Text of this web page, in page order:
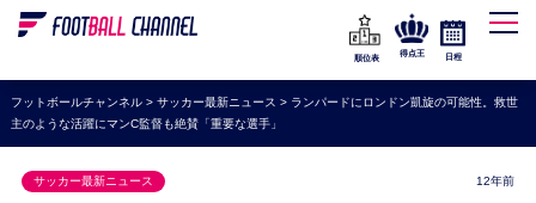
WEリーグ
海外サッカー
プレミアリーグ
ラ・リーガ
順位表
得点王 日程
フットボールチャンネル> サッカー最新ニュース > ランパードにロンドン凱旋の可能性。救世
主のような活躍にマンC監督も絶賛「重要な選手」
サッカー最新ニュース 12年前